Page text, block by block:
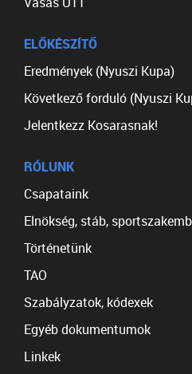
ELŐKÉSZÍTŐ
Eredmények (Nyuszi Kupa)
Következő forduló (Nyuszi
Jelentkezz Kosarasnak!
RÓLUNK
Csapataink
Elnökség, stáb,
Történetünk
TAO
Szabályzatok, kódexek
Egyéb dokumentumok
Linkek